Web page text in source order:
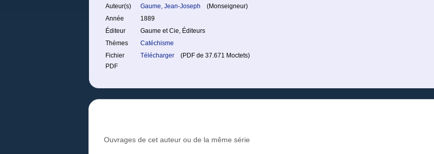
Auteur(s)
Gaume, Jean-Joseph
(Monseigneur)
Année
1889
Éditeur
Gaume et Cie, Éditeurs
Thèmes
Catéchisme
Fichier
PDF
Télécharger (PDF de 37.671 Moctets)
Ouvrages de cet auteur ou de la même série